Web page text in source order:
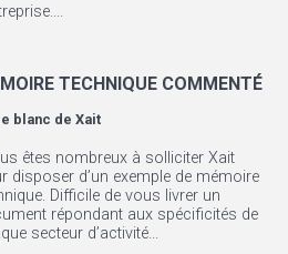
TECHNIQUE COMMENTÉ
blanc deXait
êtes nombreux à solliciter Xait
disposer d’un exemple de mémoire
Difficile de vous livrer un
répondant aux spécificités de
secteur d’activité...